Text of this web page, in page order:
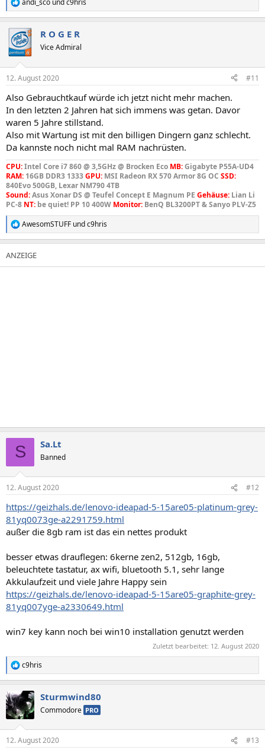
R
e
k
t
i
e
:
andi_sco und c9hris
R O G E R
Vice Admiral
12. August 2020 #11
Also Gebrauchtkauf würde ich jetzt nicht mehr machen.
In den letzten 2 Jahren hat sich immens was getan. Davor
waren 5 Jahre stillstand.
Also mit Wartung ist mit den billigen Dingern ganz schlecht.
Da kannste noch nicht mal RAM nachrüsten.
CPU:Intel Core i7 860 @ 3,5GHz @ Brocken Eco MB:Gigabyte P55A-UD4
RAM: 16GB DDR3 1333GPU: MSI Radeon RX 570 Armor 8G OC SSD:
840Evo 500GB, Lexar NM790 4TB
Sound:Asus Xonar DS @ Teufel Concept E Magnum PE Gehäuse: Lian Li
PC-8 NT: be quiet! PP 10 400W Monitor: BenQ BL3200PT & Sanyo PLV-Z5
R
e
a
k
t
AwesomSTUFF undc9hris
S Sa.Lt
Banned
12. August 2020 #12
https://geizhals.de/lenovo-ideapad-5-15are05-platinum-grey-
81yq0073ge-a2291759.html
außer die 8gb ram ist das ein nettes produkt
besser etwas drauflegen: 6kerne zen2, 512gb, 16gb,
beleuchtete tastatur, ax wifi, bluetooth 5.1, sehr lange
Akkulaufzeit und viele Jahre Happy sein
https://geizhals.de/lenovo-ideapad-5-15are05-graphite-grey-
81yq007yge-a2330649.html
win7 key kann noch bei win10 installation genutzt werden
Zuletzt bearbeitet: 12. August 2020
R
e
k
t
i
e
c9hris
Sturmwind80
Commodore PRO
12. August 2020 #13